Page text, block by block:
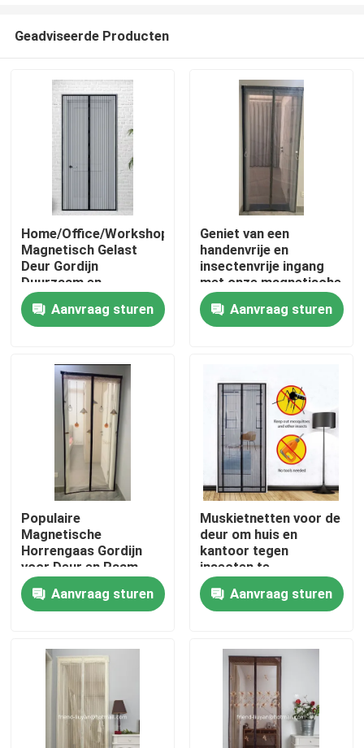
Thuis
Producten
Over ons
Kwaliteitscontrole
Contacteer ons
Vraag een offerte aan
Russian website
Venster Fly Screen
PE Netto Schaduw
Geadviseerde Producten
Home/Office/Workshop/Garage
Magnetisch Gelast
Deur Gordijn
Duurzaam en
Gemakkelijk Openend
MagnetenAanvraag sturen
Geniet van een
handenvrije en
insectenvrije ingang
met onze magnetische
gaasdeuren
Aanvraag sturen
Populaire
Magnetische
Horrengaas Gordijn
voor Deur en Raam
Ademend en
Functioneel in Kleurrijk
Aanvraag sturen
Muskietnetten voor de
deur om huis en
kantoor tegen
insecten te
beschermen
Aanvraag sturen